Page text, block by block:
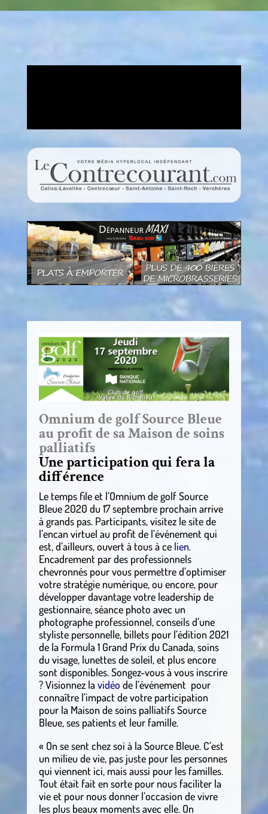
Omnium de golf Source Bleue
au profit de sa Maison de soins
palliatifs
Une participation qui fera la
différence
Le temps file et l’Omnium de golf Source
Bleue 2020 du 17 septembre prochain arrive
à grands pas. Participants, visitez le site de
l’encan virtuel au profit de l’événement qui
est, d’ailleurs, ouvert à tous à ce lien.
Encadrement par des professionnels
chevronnés pour vous permettre d’optimiser
votre stratégie numérique, ou encore, pour
développer davantage votre leadership de
gestionnaire, séance photo avec un
photographe professionnel, conseils d’une
styliste personnelle, billets pour l’édition 2021
de la Formula 1 Grand Prix du Canada, soins
du visage, lunettes de soleil, et plus encore
sont disponibles. Songez-vous à vous inscrire
? Visionnez la vidéo de l’événement pour
connaître l’impact de votre participation
pour la Maison de soins palliatifs Source
Bleue, ses patients et leur famille.
« On se sent chez soi à la Source Bleue. C’est
un milieu de vie, pas juste pour les personnes
qui viennent ici, mais aussi pour les familles.
Tout était fait en sorte pour nous faciliter la
vie et pour nous donner l’occasion de vivre
les plus beaux moments avec elle. On